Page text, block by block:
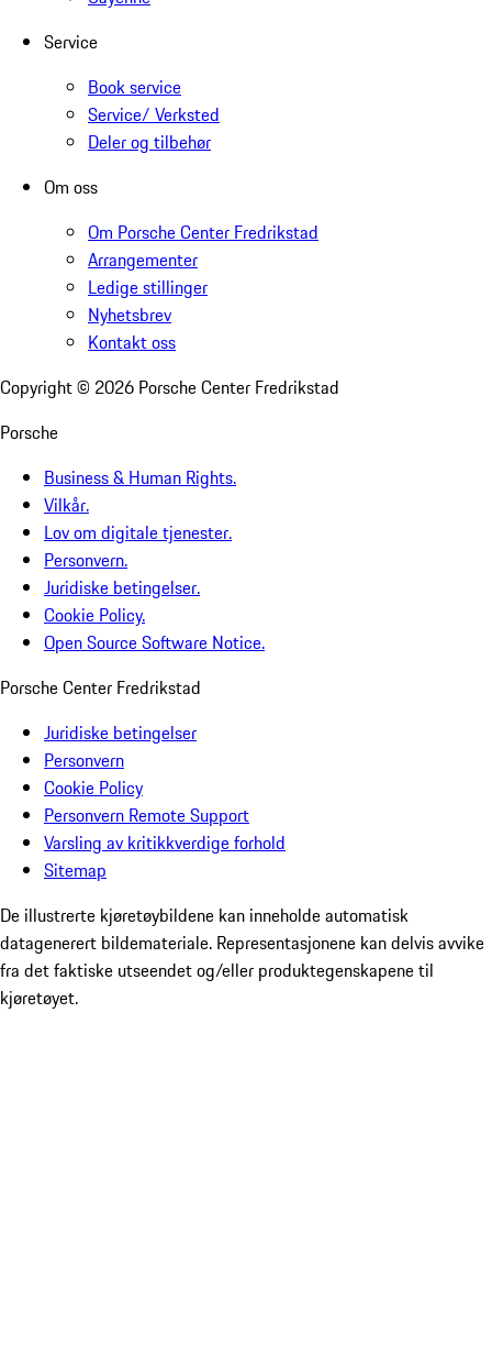
Service
Book service
Service/ Verksted
Deler og tilbehør
Om oss
Om Porsche Center Fredrikstad
Arrangementer
Ledige stillinger
Nyhetsbrev
Kontakt oss
Copyright © 2026 Porsche Center Fredrikstad
Porsche
Business & Human Rights.
Vilkår.
Lov om digitale tjenester.
Personvern.
Juridiske betingelser.
Cookie Policy.
Open Source Software Notice.
Porsche Center Fredrikstad
Juridiske betingelser
Personvern
Cookie Policy
Personvern Remote Support
Varsling av kritikkverdige forhold
Sitemap
De illustrerte kjøretøybildene kan inneholde automatisk
datagenerert bildemateriale. Representasjonene kan delvis avvike
fra det faktiske utseendet og/eller produktegenskapene til
kjøretøyet.